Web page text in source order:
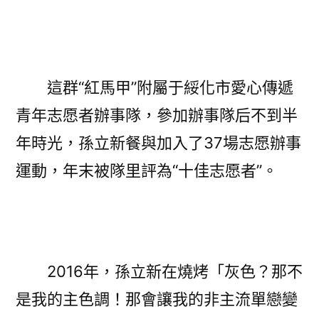
這群“紅馬甲”附屬于綏化市愛心傳遞
青年志愿者辦事隊，參加辦事隊后不到半
年時光，孫立新餐與加入了37場志愿辦事
運動，年末被隊里評為“十佳志愿者”。
2016年，孫立新在燒烤「灰色？那不
是我的主色調！那會讓我的非主流單戀變